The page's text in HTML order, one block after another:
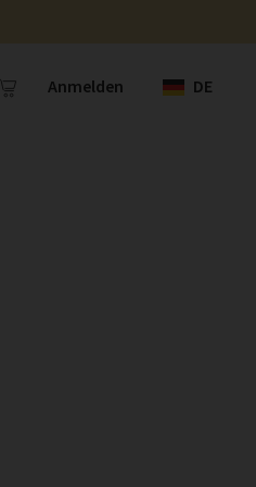
Anmelden DE